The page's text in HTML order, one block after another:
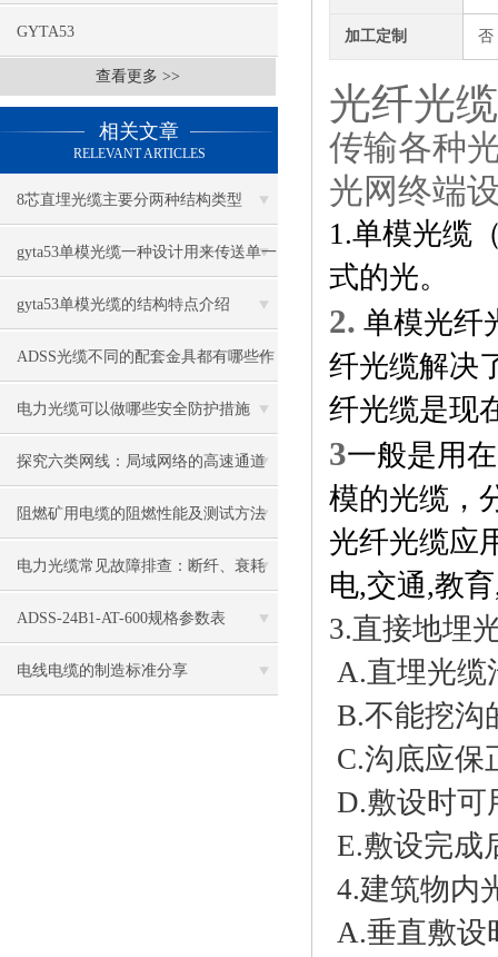
GYTA53
查看更多 >>
相关文章
RELEVANT ARTICLES
8芯直埋光缆主要分两种结构类型
gyta53单模光缆一种设计用来传送单一
光束的光纤
gyta53单模光缆的结构特点介绍
ADSS光缆不同的配套金具都有哪些作
用
电力光缆可以做哪些安全防护措施
探究六类网线：局域网络的高速通道
阻燃矿用电缆的阻燃性能及测试方法
电力光缆常见故障排查：断纤、衰耗
过大、雷击损坏解决对策
ADSS-24B1-AT-600规格参数表
电线电缆的制造标准分享
加工定制 否
光纤光
传输各种
光网终端
1.单模光缆
式的光。
2. 单模光纤
纤光缆解决
纤光缆是现
3一般是用
模的光缆，
光纤光缆应
电,交通,教
3.直接地埋
A.直埋光缆
B.不能挖沟
C.沟底应保
D.敷设时可
E.敷设完成
4.建筑物内
A.垂直敷设